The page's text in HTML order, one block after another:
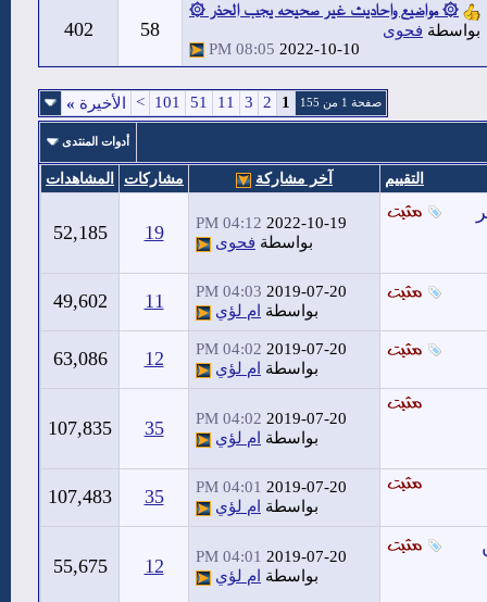
۞ مواضيع واحاديث غير صحيحه يجب الحذر ۞
بواسطة فحوى
2022-10-10
08:05 PM
58
402
صفحة 1 من 155 1
2
3
11
51
101
> الأخيرة »
أدوات المنتدى
التقييم آخر مشاركة مشاركات المشاهدات
2022-10-19
04:12 PM
بواسطة فحوى 19
52,185
2019-07-20
04:03 PM
بواسطة ام لؤي 11
49,602
2019-07-20
04:02 PM
بواسطة ام لؤي 12
63,086
2019-07-20
04:02 PM
بواسطة ام لؤي 35
107,835
2019-07-20
04:01 PM
بواسطة ام لؤي 35
107,483
2019-07-20
04:01 PM
بواسطة ام لؤي 12
55,675